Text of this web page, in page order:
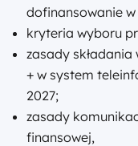
dofinansowanie w
kryteria wyboru
zasady
+ w system
2027;
zasady
finansowej,